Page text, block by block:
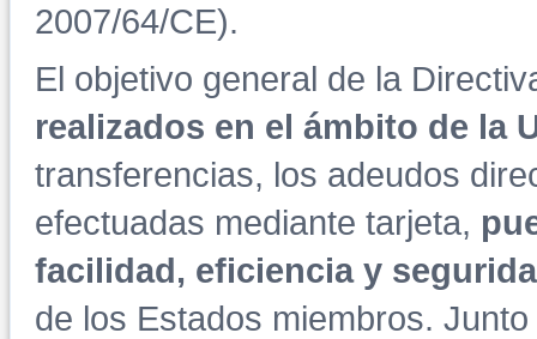
2007/64/CE).
El objetivo general de la
realizados en el ámbito de la
transferencias, los adeudos
efectuadas mediante tarjeta,
facilidad, eficiencia y
de los Estados miembros.